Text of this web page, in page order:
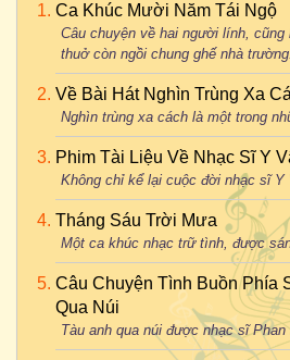
Ca Khúc Mười Năm Tái Ngộ
Câu chuyện về hai người lính,
thuở còn ngồi chung ghế nhà
Về Bài Hát Nghìn Trùng Xa
Nghìn trùng xa cách là một trong
Phim Tài Liệu Về Nhạc Sĩ Y
Không chỉ kể lại cuộc đời nhạc sĩ Y
Tháng Sáu Trời Mưa
Một ca khúc nhạc trữ tình, được
Câu Chuyện Tình Buồn Phía
Qua Núi
Tàu anh qua núi được nhạc sĩ Phan